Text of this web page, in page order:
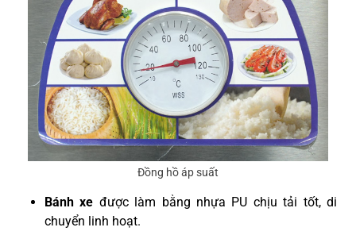
Đồng hồ áp suất
Bánh xe được làm bằng nhựa PU chịu tải tốt, di
chuyển linh hoạt.